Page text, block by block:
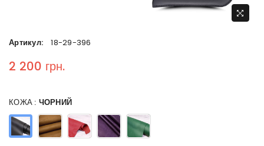
Артикул: 18-29-396
Regular price
2 200 грн.
КОЖА : ЧОРНИЙ